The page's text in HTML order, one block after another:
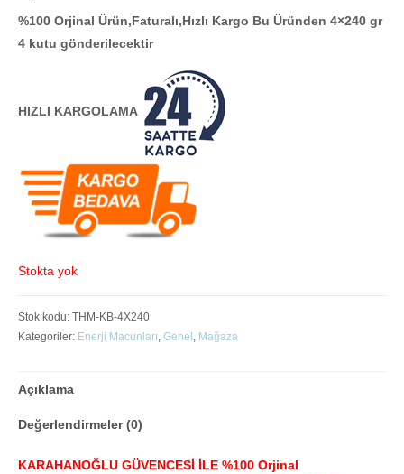
%100 Orjinal Ürün,Faturalı,Hızlı Kargo Bu Üründen 4×240 gr
4 kutu gönderilecektir
HIZLI KARGOLAMA
Stokta yok
Stok kodu: THM-KB-4X240
Kategoriler: Enerji Macunları, Genel , Mağaza
Açıklama
Değerlendirmeler (0)
KARAHANOĞLU GÜVENCESİ İLE %100 Orjinal